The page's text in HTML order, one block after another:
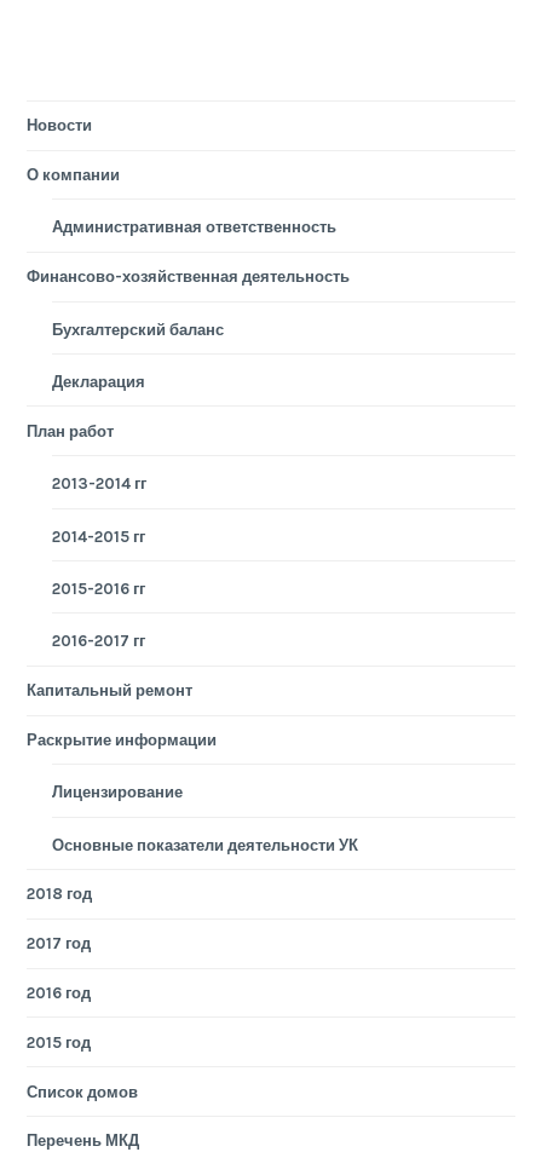
Новости
О компании
Административная ответственность
Финансово-хозяйственная деятельность
Бухгалтерский баланс
Декларация
План работ
2013-2014 гг
2014-2015 гг
2015-2016 гг
2016-2017 гг
Капитальный ремонт
Раскрытие информации
Лицензирование
Основные показатели деятельности УК
2018 год
2017 год
2016 год
2015 год
Список домов
Перечень МКД